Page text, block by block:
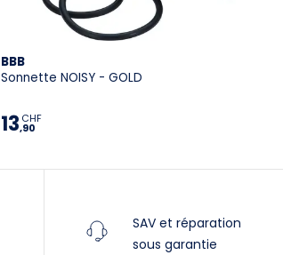
BBB
Sonnette NOISY - GOLD
13,90
CHF
SAV et réparation
sous garantie